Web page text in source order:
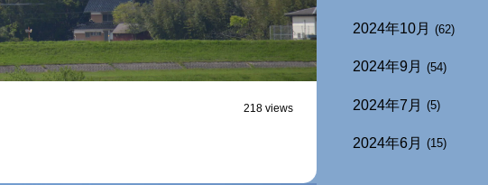
218 views
2024年10月 (62)
2024年9月 (54)
2024年7月 (5)
2024年6月 (15)